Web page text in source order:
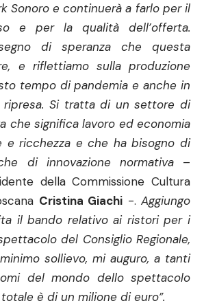
Sonoro e continuerà a farlo per il
e per la qualità dell’offerta.
di speranza che questa
e riflettiamo sulla produzione
tempo di pandemia e anche in
ripresa. Si tratta di un settore di
che significa lavoro ed economia
e ricchezza e che ha bisogno di
di innovazione normativa–
della Commissione Cultura
Cristina Giachi -. Aggiungo
il bando relativo ai ristori per i
del Consiglio Regionale,
sollievo, mi auguro, a tanti
del mondo dello spettacolo
è di un milione di euro”.